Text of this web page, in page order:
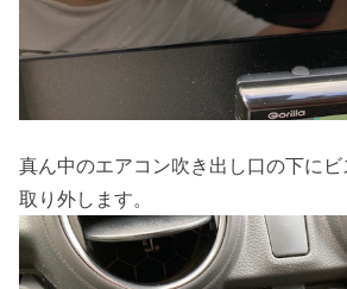
真ん中のエアコン吹き出し口の下に
取り外します。